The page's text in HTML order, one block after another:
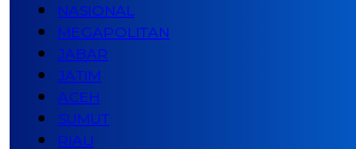
NASIONAL
MEGAPOLITAN
JABAR
JATIM
ACEH
SUMUT
RIAU